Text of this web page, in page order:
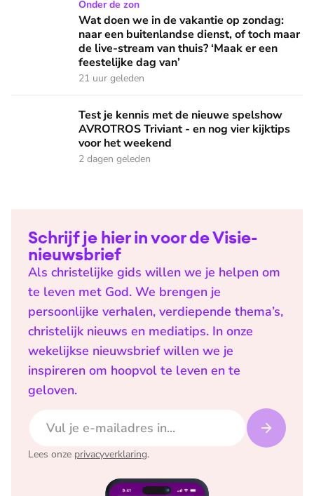
Wat doen we in de vakantie op zondag: naar een
Onder de zon
Wat doen we in de vakantie op zondag:
naar een buitenlandse dienst, of toch maar
de live-stream van thuis? ‘Maak er een
feestelijke dag van’
21 uur geleden
Test je kennis met de nieuwe spelshow AVROTROS
Test je kennis met de nieuwe spelshow
AVROTROS Triviant - en nog vier kijktips
voor het weekend
2 dagen geleden
Schrijf je hier in voor de Visie-
nieuwsbrief
Als christelijke gids willen we je helpen om
te leven met God. We brengen je
persoonlijke verhalen, verdiepende thema’s,
christelijk nieuws en mediatips. In onze
wekelijkse nieuwsbrief willen we je
inspireren om hoopvol te leven en te
geloven.
Lees onze privacyverklaring.